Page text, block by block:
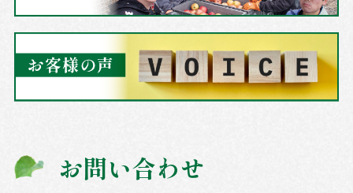
お問い合わせ